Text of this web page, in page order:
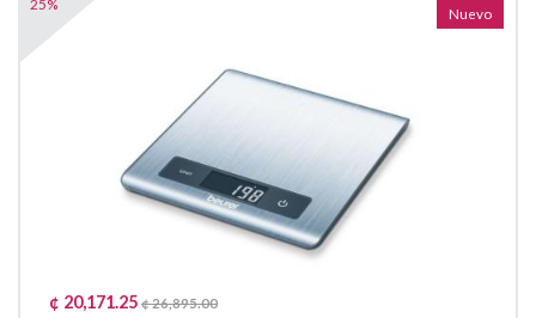
¢ 20,171.25 ¢ 26,895.00
25%
Nuevo